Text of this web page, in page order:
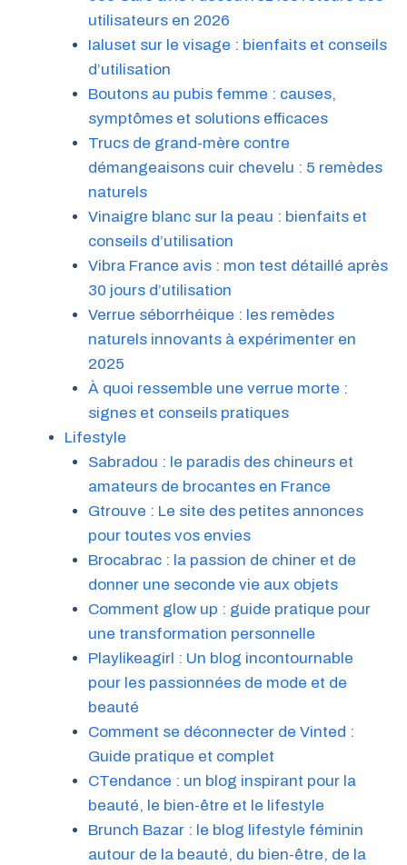
utilisateurs en 2026
Ialuset sur le visage : bienfaits et conseils
d’utilisation
Boutons au pubis femme : causes,
symptômes et solutions efficaces
Trucs de grand-mère contre
démangeaisons cuir chevelu : 5 remèdes
naturels
Vinaigre blanc sur la peau : bienfaits et
conseils d’utilisation
Vibra France avis : mon test détaillé après
30 jours d’utilisation
Verrue séborrhéique : les remèdes
naturels innovants à expérimenter en
2025
À quoi ressemble une verrue morte :
signes et conseils pratiques
Lifestyle
Sabradou : le paradis des chineurs et
amateurs de brocantes en France
Gtrouve : Le site des petites annonces
pour toutes vos envies
Brocabrac : la passion de chiner et de
donner une seconde vie aux objets
Comment glow up : guide pratique pour
une transformation personnelle
Playlikeagirl : Un blog incontournable
pour les passionnées de mode et de
beauté
Comment se déconnecter de Vinted :
Guide pratique et complet
CTendance : un blog inspirant pour la
beauté, le bien-être et le lifestyle
Brunch Bazar : le blog lifestyle féminin
autour de la beauté, du bien-être, de la